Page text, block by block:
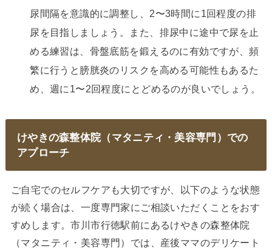
尿間隔を意識的に調整し、2〜3時間に1回程度の排
尿を目指しましょう。また、排尿中に途中で尿を止
める練習は、骨盤底筋を鍛えるのに有効ですが、頻
繁に行うと膀胱炎のリスクを高める可能性もあるた
め、週に1〜2回程度にとどめるのが良いでしょう。
けやきの森整体院（マタニティ・美容専門）での
アプローチ
ご自宅でのセルフケアも大切ですが、以下のような状態
が続く場合は、一度専門家にご相談いただくことをおす
すめします。市川市行徳駅前にあるけやきの森整体院
（マタニティ・美容専門）では、産後ママのデリケート